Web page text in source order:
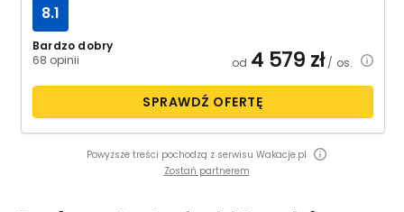
Bardzo dobry
68 opinii
8.1
od 4 579 zł/ os.
SPRAWDŹ OFERTĘ
Powyższe treści pochodzą z serwisu Wakacje.pl
Zostań partnerem